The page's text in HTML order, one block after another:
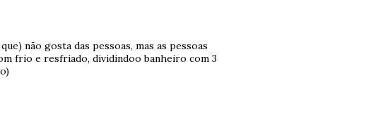
não gosta das pessoas, mas as pessoas
frio e resfriado, dividindoo banheiro com 3